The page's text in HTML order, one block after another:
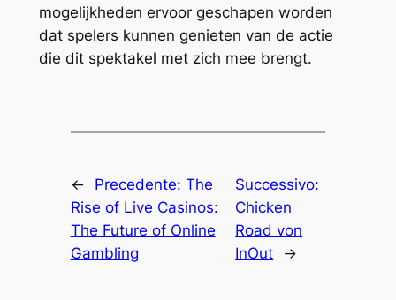
mogelijkheden ervoor geschapen worden
dat spelers kunnen genieten van de actie
die dit spektakel met zich mee brengt.
← Precedente: The
Rise of Live Casinos:
The Future of Online
Gambling
Successivo:
Chicken
Road von
InOut
→